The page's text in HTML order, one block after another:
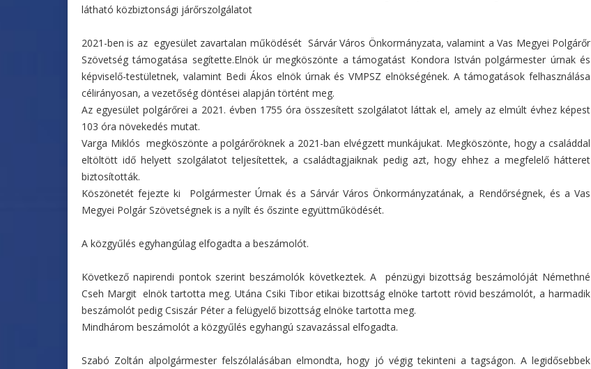
látható közbiztonsági járőrszolgálatot
2021-ben is az egyesület zavartalan működését Sárvár Város Önkormányzata, valamint a Vas Megyei Polgárőr
Szövetség támogatása segítette.Elnök úr megköszönte a támogatást Kondora István polgármester úrnak és
képviselő-testületnek, valamint Bedi Ákos elnök úrnak és VMPSZ elnökségének. A támogatások felhasználása
célirányosan, a vezetőség döntései alapján történt meg.
Az egyesület polgárőrei a 2021. évben 1755 óra összesített szolgálatot láttak el, amely az elmúlt évhez képest
103 óra növekedés mutat.
Varga Miklós megköszönte a polgárőröknek a 2021-ban elvégzett munkájukat. Megköszönte, hogy a családdal
eltöltött idő helyett szolgálatot teljesítettek, a családtagjaiknak pedig azt, hogy ehhez a megfelelő hátteret
biztosították.
Köszönetét fejezte ki Polgármester Úrnak és a Sárvár Város Önkormányzatának, a Rendőrségnek, és a Vas
Megyei Polgár Szövetségnek is a nyílt és őszinte együttműködését.
A közgyűlés egyhangúlag elfogadta a beszámolót.
Következő napirendi pontok szerint beszámolók következtek. A pénzügyi bizottság beszámolóját Némethné
Cseh Margit elnök tartotta meg. Utána Csiki Tibor etikai bizottság elnöke tartott rövid beszámolót, a harmadik
beszámolót pedig Csiszár Péter a felügyelő bizottság elnöke tartotta meg.
Mindhárom beszámolót a közgyűlés egyhangú szavazással elfogadta.
Szabó Zoltán alpolgármester felszólalásában elmondta, hogy jó végig tekinteni a tagságon. A legidősebbek